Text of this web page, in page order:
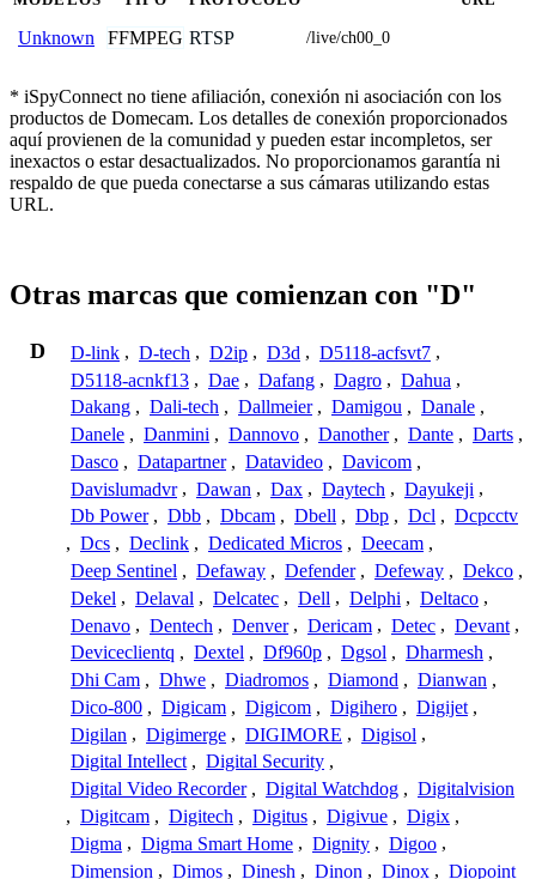
Unknown FFMPEG RTSP /live/ch00_0
* iSpyConnect no tiene afiliación, conexión ni asociación con los
productos de Domecam. Los detalles de conexión proporcionados
aquí provienen de la comunidad y pueden estar incompletos, ser
inexactos o estar desactualizados. No proporcionamos garantía ni
respaldo de que pueda conectarse a sus cámaras utilizando estas
URL.
Otras marcas que comienzan con "D"
D D-link , D-tech , D2ip , D3d , D5118-acfsvt7 ,
D5118-acnkf13 , Dae , Dafang , Dagro , Dahua ,
Dakang , Dali-tech , Dallmeier , Damigou , Danale ,
Danele , Danmini , Dannovo , Danother , Dante , Darts ,
Dasco , Datapartner , Datavideo , Davicom ,
Davislumadvr , Dawan , Dax , Daytech , Dayukeji ,
Db Power , Dbb , Dbcam , Dbell , Dbp , Dcl , Dcpcctv
, Dcs , Declink , Dedicated Micros , Deecam ,
Deep Sentinel , Defaway , Defender , Defeway , Dekco ,
Dekel , Delaval , Delcatec , Dell , Delphi , Deltaco ,
Denavo , Dentech , Denver , Dericam , Detec , Devant ,
Deviceclientq , Dextel , Df960p , Dgsol , Dharmesh ,
Dhi Cam , Dhwe , Diadromos , Diamond , Dianwan ,
Dico-800 , Digicam , Digicom , Digihero , Digijet ,
Digilan , Digimerge , DIGIMORE , Digisol ,
Digital Intellect , Digital Security ,
Digital Video Recorder , Digital Watchdog , Digitalvision
, Digitcam , Digitech , Digitus , Digivue , Digix ,
Digma , Digma Smart Home , Dignity , Digoo ,
Dimension , Dimos , Dinesh , Dinon , Dinox , Diopoint